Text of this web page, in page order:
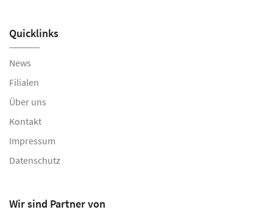
Quicklinks
News
Filialen
Über uns
Kontakt
Impressum
Datenschutz
Wir sind Partner von